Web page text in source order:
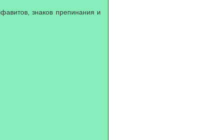
знаков препинания и